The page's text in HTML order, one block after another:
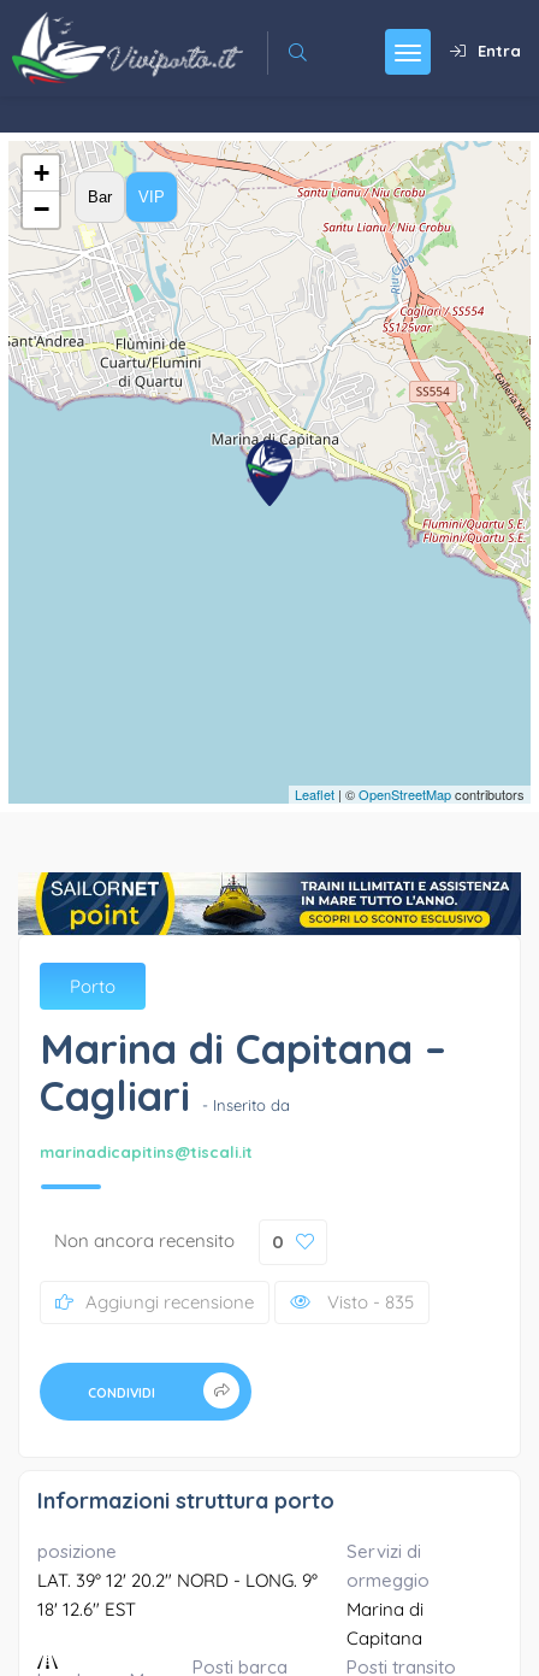
Entra
Bar VIP
+
−
Leaflet | ©OpenStreetMapcontributors
Porto
Marina di Capitana –
Cagliari
- Inserito da
marinadicapitins@tiscali.it
Non ancora recensito 0
Aggiungi recensione Visto - 835
CONDIVIDI
Informazioni struttura porto
posizione
LAT. 39° 12' 20.2" NORD - LONG. 9°
18' 12.6" EST
Servizi di
ormeggio
Marina di
Capitana
Posti barca
Posti transito